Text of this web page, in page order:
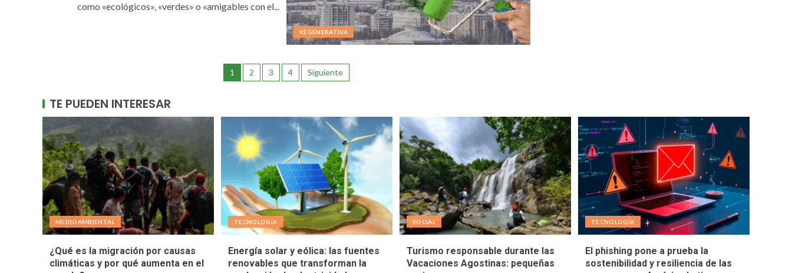
REGENERATIVA
como «ecológicos», «verdes» o «amigables con el...
1 2 3 4 Siguiente
TE PUEDEN INTERESAR
MEDIOAMBIENTAL
¿Qué es la migración por causas
climáticas y por qué aumenta en el
TECNOLOGÍA
Energía solar y eólica: las fuentes
renovables que transforman la
SOCIAL
Turismo responsable durante las
Vacaciones Agostinas: pequeñas
TECNOLOGÍA
El phishing pone a prueba la
sostenibilidad y resiliencia de las